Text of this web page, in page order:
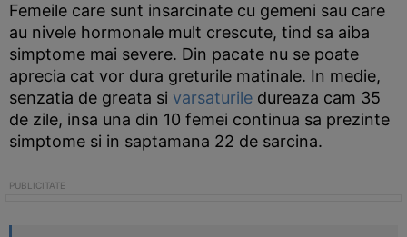
Femeile care sunt insarcinate cu gemeni sau care
au nivele hormonale mult crescute, tind sa aiba
simptome mai severe. Din pacate nu se poate
aprecia cat vor dura greturile matinale. In medie,
senzatia de greata si varsaturile dureaza cam 35
de zile, insa una din 10 femei continua sa prezinte
simptome si in saptamana 22 de sarcina.